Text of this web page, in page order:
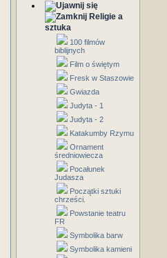
Religie a
sztuka
100 filmów
biblijnych
Film o świętym
Fresk w Staszowie
Gwiazda
Judyta - 1
Judyta - 2
Katakumby Rzymu
Ornament
średniowiecza
Pocałunek
Judasza
Początki sztuki
chrześci.
Powstanie teatru
FR
Symbolika barw
Symbolika kamieni